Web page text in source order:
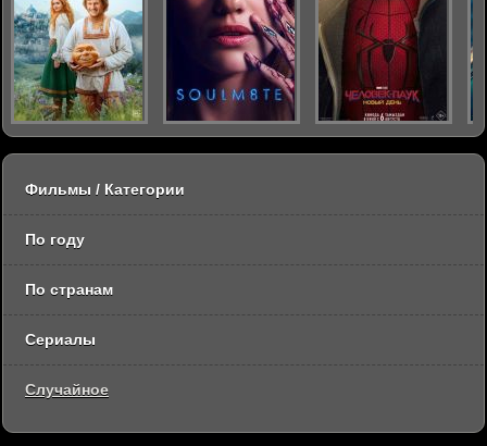
Фильмы / Категории
По году
По странам
Сериалы
Случайное